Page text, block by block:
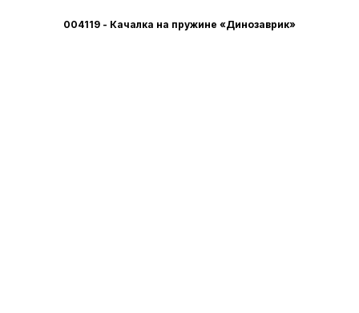
004119 - Качалка на пружине «Динозаврик»